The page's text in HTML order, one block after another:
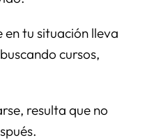
tu situación lleva
cursos,
resulta que no